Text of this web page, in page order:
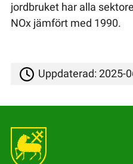
jordbruket har alla
NOx jämfört med 1990.
Uppdaterad:2025-